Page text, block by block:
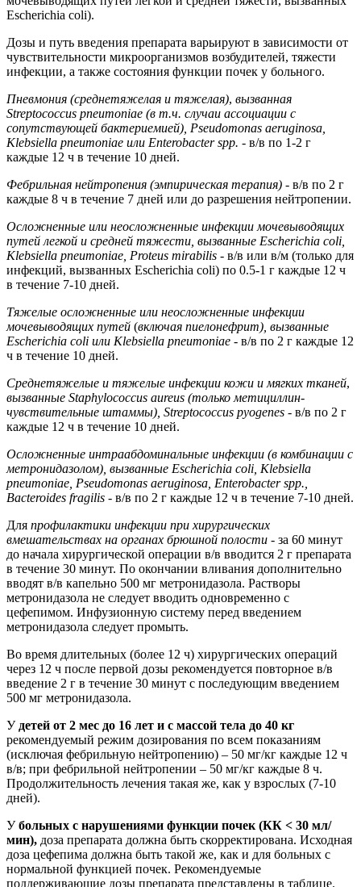
Escherichia coli).
Дозы и путь введения препарата варьируют в зависимости от
чувствительности микроорганизмов возбудителей, тяжести
инфекции, а также состояния функции почек у больного.
Пневмония (среднетяжелая и тяжелая), вызванная
Streptococcus pneumoniae (в т.ч. случаи ассоциации с
сопутствующей бактериемией), Pseudomonas aeruginosa,
Klebsiella pneumoniae или Enterobacter spp. - в/в по 1-2 г
каждые 12 ч в течение 10 дней.
Фебрильная нейтропения (эмпирическая терапия) - в/в по 2 г
каждые 8 ч в течение 7 дней или до разрешения нейтропении.
Осложненные или неосложненные инфекции мочевыводящих
путей легкой и средней тяжести, вызванные Escherichia coli,
Klebsiella pneumoniae, Proteus mirabilis - в/в или в/м (только для
инфекций, вызванных Escherichia coli) по 0.5-1 г каждые 12 ч
в течение 7-10 дней.
Тяжелые осложненные или неосложненные инфекции
мочевыводящих путей (включая пиелонефрит), вызванные
Escherichia coli или Klebsiella pneumoniae - в/в по 2 г каждые 12
ч в течение 10 дней.
Среднетяжелые и тяжелые инфекции кожи и мягких тканей,
вызванные Staphylococcus aureus (только метициллин-
чувствительные штаммы), Streptococcus pyogenes - в/в по 2 г
каждые 12 ч в течение 10 дней.
Осложненные интраабдоминальные инфекции (в комбинации с
метронидазолом), вызванные Escherichia coli, Klebsiella
pneumoniae, Pseudomonas aeruginosa, Enterobacter spp.,
Bacteroides fragilis - в/в по 2 г каждые 12 ч в течение 7-10 дней.
Для профилактики инфекции при хирургических
вмешательствах на органах брюшной полости - за 60 минут
до начала хирургической операции в/в вводится 2 г препарата
в течение 30 минут. По окончании вливания дополнительно
вводят в/в капельно 500 мг метронидазола. Растворы
метронидазола не следует вводить одновременно с
цефепимом. Инфузионную систему перед введением
метронидазола следует промыть.
Во время длительных (более 12 ч) хирургических операций
через 12 ч после первой дозы рекомендуется повторное в/в
введение 2 г в течение 30 минут с последующим введением
500 мг метронидазола.
У детей от 2 мес до 16 лет и с массой тела до 40 кг
рекомендуемый режим дозирования по всем показаниям
(исключая фебрильную нейтропению) – 50 мг/кг каждые 12 ч
в/в; при фебрильной нейтропении – 50 мг/кг каждые 8 ч.
Продолжительность лечения такая же, как у взрослых (7-10
дней).
Убольных с нарушениями функции почек (КК < 30 мл/
мин), доза препарата должна быть скорректирована. Исходная
доза цефепима должна быть такой же, как и для больных с
нормальной функцией почек. Рекомендуемые
поддерживающие дозы препарата представлены в таблице.